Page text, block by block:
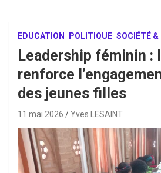
EDUCATION POLITIQUE SOCIÉTÉ &
Leadership féminin :
renforce
des jeunes filles
11 mai 2026 Yves LESAINT